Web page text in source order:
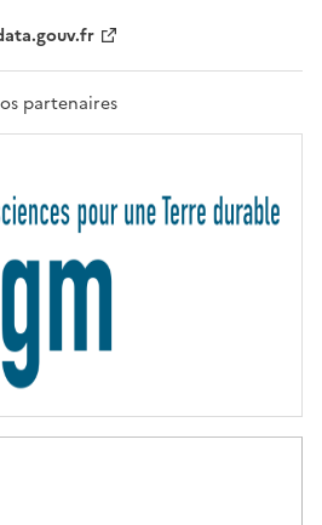
F
A
T
R
T
É
partenaires